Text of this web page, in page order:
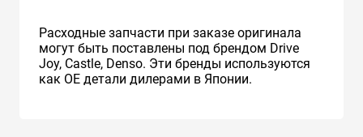
Расходные запчасти при заказе оригинала
могут быть поставлены под брендом Drive
Joy, Castle, Denso. Эти бренды используются
как ОЕ детали дилерами в Японии.